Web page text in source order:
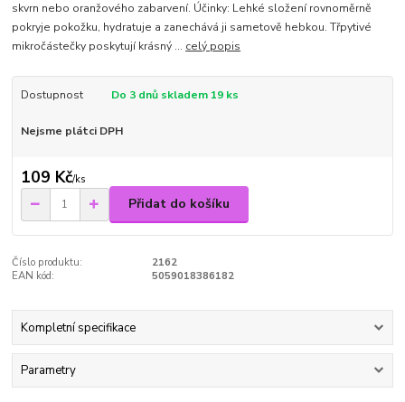
skvrn nebo oranžového zabarvení. Účinky: Lehké složení rovnoměrně
pokryje pokožku, hydratuje a zanechává ji sametově hebkou. Třpytivé
mikročástečky poskytují krásný ... celý popis
Dostupnost Do 3 dnů skladem 19 ks
Nejsme plátci DPH
109 Kč/ks
Přidat do košíku
Číslo produktu:
2162
EAN kód:
5059018386182
Kompletní specifikace
Parametry